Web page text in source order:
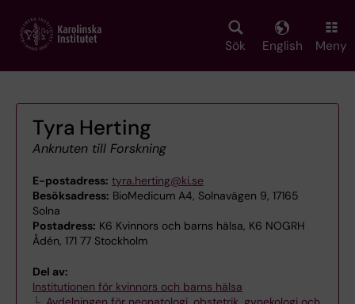
main
Sök English Meny
Tyra Herting
Anknuten till Forskning
E-postadress: tyra.herting@ki.se
Besöksadress: BioMedicum A4, Solnavägen 9, 17165
Solna
Postadress: K6 Kvinnors och barns hälsa, K6 NOGRH
Ådén, 171 77 Stockholm
Del av:
Institutionen för kvinnors och barns hälsa